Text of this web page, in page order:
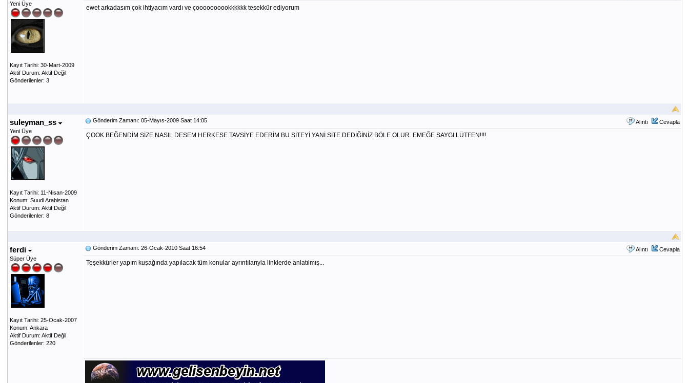
Yeni Üye
Kayıt Tarihi: 30-Mart-2009
Aktif Durum: Aktif Değil
Gönderilenler: 3
ewet arkadasım çok ihtiyacım vardı ve çoooooooookkkkkk tesekkür ediyorum
suleyman_ss
Yeni Üye
Kayıt Tarihi: 11-Nisan-2009
Konum: Suudi Arabistan
Aktif Durum: Aktif Değil
Gönderilenler: 8
Alıntı Cevapla
Gönderim Zamanı: 05-Mayıs-2009 Saat 14:05
ÇOOK BEĞENDİM SİZE NASIL DESEM HERKESE TAVSİYE EDERİM BU SİTEYİ YANİ SİTE DEDİĞİNİZ BÖLE OLUR. EMEĞE SAYGI LÜTFEN!!!!
ferdi
Süper Üye
Kayıt Tarihi: 25-Ocak-2007
Konum: Ankara
Aktif Durum: Aktif Değil
Gönderilenler: 220
Alıntı Cevapla
Gönderim Zamanı: 26-Ocak-2010 Saat 16:54
Teşekkürler yapım kuşağında yapılacak tüm konular ayrıntılarıyla linklerde anlatılmış...